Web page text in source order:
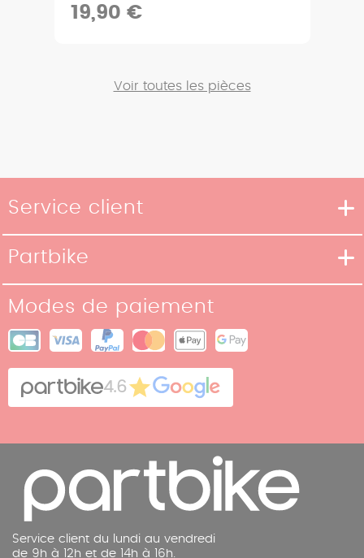
19,90 €
Voir toutes les pièces
Service client
Moyens de paiement
Conditions générales de vente
Contact
Partbike
Nos boutiques
Plan du site
Cookies
Mentions légales
Modes de paiement
4.6
Service client du lundi au vendredi
de 9h à 12h et de 14h à 16h.